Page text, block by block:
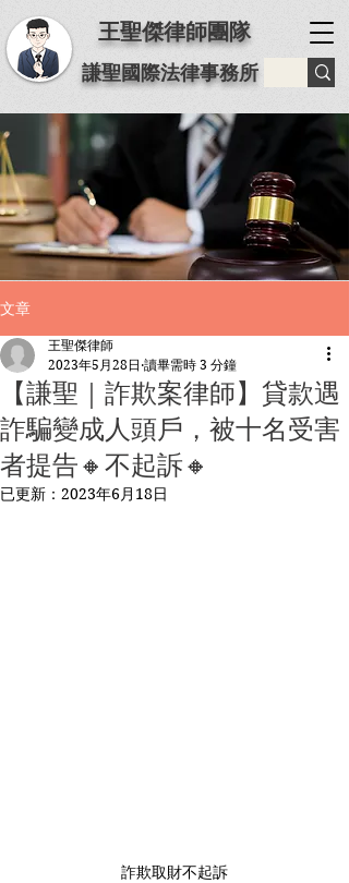
王聖傑律師團隊
謙聖國際法律事務所
文章
【謙聖｜詐欺案律師】️貸款遇
詐騙變成人頭戶，被十名受害
者提告🔸不起訴🔸
王聖傑律師
2023年5月28日 讀畢需時 3 分鐘
已更新： 2023年6月18日
詐欺取財不起訴